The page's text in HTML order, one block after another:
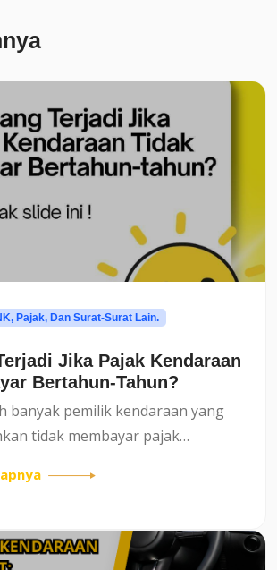
Pajak, Dan Surat-Surat Lain.
Jika Pajak Kendaraan
Bertahun-Tahun?
banyak pemilik kendaraan yang
tidak membayar pajak
ini akan